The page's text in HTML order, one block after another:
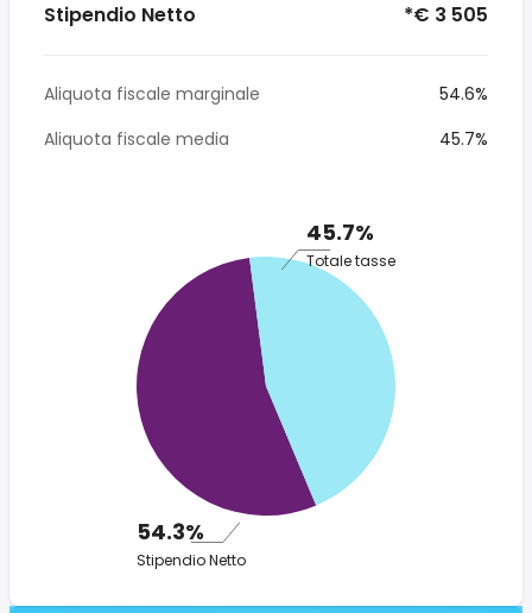
Stipendio Netto *€ 3 505
Aliquota fiscale marginale
54.6%
Aliquota fiscale media
45.7%
45.7%
Totale tasse
54.3%
Stipendio Netto